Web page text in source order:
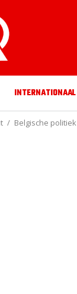
INTERNATIONAAL
Belgische politiek